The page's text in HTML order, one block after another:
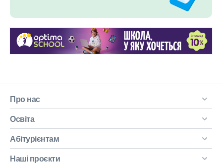
Про нас
Освіта
Абітурієнтам
Наші проєкти